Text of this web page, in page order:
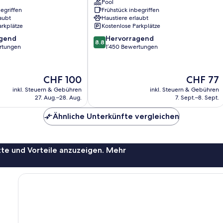
Der
Preis
beträgt
CHF 100
inkl. Steuern & Gebühren
27. Aug.–28. Aug.
&
Suites
Edmonton
South
by
IHG
Pool
Frühstück inbegriffen
Haustiere erlaubt
Kostenlose Parkplätze
8.8
von
8.8 Hervorragend
1’450 Bewertungen
Der
Preis
beträgt
CHF 77
inkl. Steuern & Gebühren
7. Sept.–8. Sept.
Ähnliche Unterkünfte vergleichen
und Vorteile anzuzeigen. Mehr